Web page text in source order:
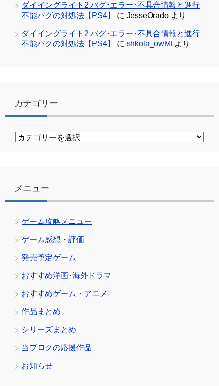
ダイイングライト2 バグ･エラー･不具合情報と進行
不能バグの対処法【PS4】
に JesseOrado より
ダイイングライト2 バグ･エラー･不具合情報と進行
不能バグの対処法【PS4】
に shkola_owMtより
カテゴリー
カ
リ
メニュー
ゲーム攻略メニュー
ゲーム感想・評価
発売予定ゲーム
おすすめ洋画･海外ドラマ
おすすめゲーム・アニメ
作品まとめ
シリーズまとめ
当ブログの応援作品
お知らせ